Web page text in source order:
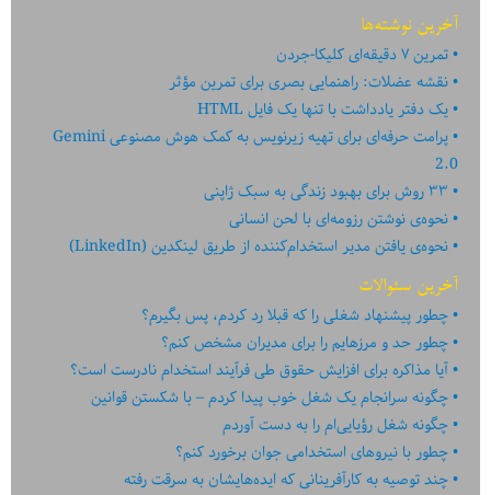
آخرین نوشته‌ها
تمرین ۷ دقیقه‌ای کلیکا-جردن
نقشه عضلات: راهنمایی بصری برای تمرین مؤثر
یک دفتر یادداشت با تنها یک فایل HTML
پرامت حرفه‌ای برای تهیه زیرنویس به کمک هوش مصنوعی Gemini
2.0
۳۳ روش برای بهبود زندگی به سبک ژاپنی
نحوه‌ی نوشتن رزومه‌ای با لحن انسانی
نحوه‌ی یافتن مدیر استخدام‌کننده از طریق لینکدین (LinkedIn)
آخرین سئوالات
چطور پیشنهاد شغلی را که قبلا رد کردم، پس بگیرم؟
چطور حد و مرزهایم را برای مدیران مشخص کنم؟
آیا مذاکره برای افزایش حقوق طی فرآیند استخدام نادرست است؟
چگونه سرانجام یک شغل خوب پیدا کردم – با شکستن قوانین
چگونه شغل رؤیایی‌ام را به دست آوردم
چطور با نیروهای استخدامی جوان برخورد کنم؟
چند توصیه به کارآفرینانی که ایده‏‏‌‏‏‌هایشان به سرقت رفته